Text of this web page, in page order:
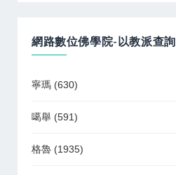
網路數位佛學院-以教派查詢
寧瑪 (630)
噶舉 (591)
格魯 (1935)